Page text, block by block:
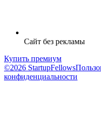
Сайт без рекламы
Купить премиум
©2026 StartupFellows
конфиденциальности